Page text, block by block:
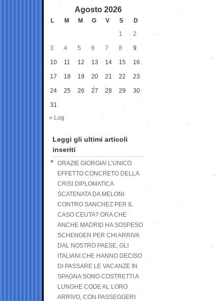
Agosto 2026
L M M G V S
D
1
2
3 4 5 6 7 8 9
10 11 12 13 14 15 16
17 18 19 20 21 22 23
24 25 26 27 28 29 30
31
« Lug
Leggi gli ultimi articoli
inseriti
GRAZIE GIORGIA! L’UNICO
EFFETTO CONCRETO DELLA
CRISI DIPLOMATICA
SCATENATA DA MELONI
CONTRO SANCHEZ PER IL
CASO CEUTA? ORA CHE
ANCHE MADRID HA SOSPESO
SCHENGEN PER CHI ARRIVA
DAL NOSTRO PAESE, GLI
ITALIANI CHE HANNO DECISO
DI PASSARE LE VACANZE IN
SPAGNA SONO COSTRETTI A
LUNGHE CODE AL LORO
ARRIVO, CON PASSEGGERI